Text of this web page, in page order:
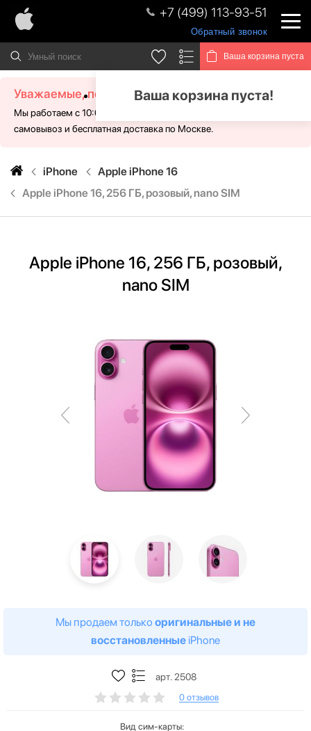
+7 (499) 113-93-51
Обратный звонок
Ваша корзина пуста
Ваша корзина пуста!
Уважаемые, посетители!
Мы работаем с 10:00 - 21:00 без выходных. Для Вас доступен
самовывоз и бесплатная доставка по Москве.
iPhone
Apple iPhone 16
Apple iPhone 16, 256 ГБ, розовый, nano SIM
Apple iPhone 16, 256 ГБ, розовый,
nano SIM
Мы продаем только оригинальные и не
восстановленные iPhone
арт. 2508
0 отзывов
Вид сим-карты: